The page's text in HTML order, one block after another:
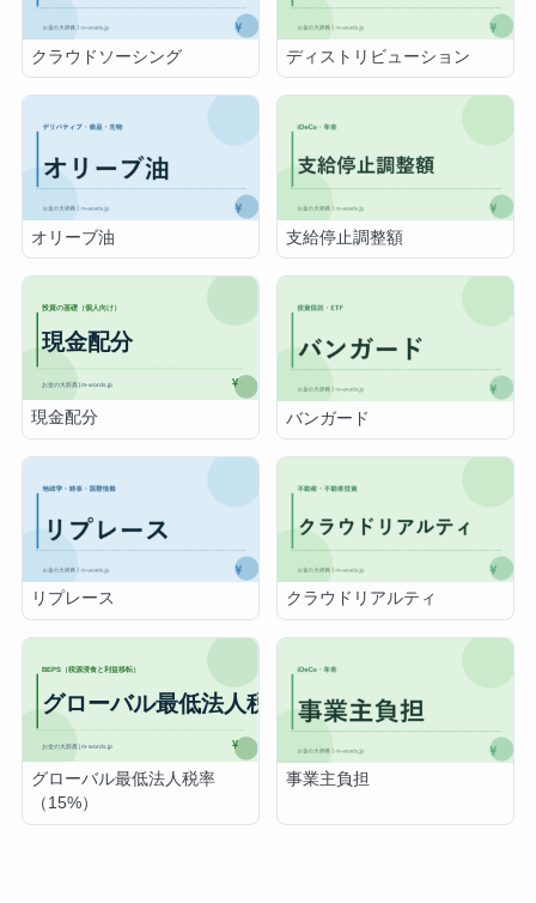
クラウドソーシング ディストリビューション
オリーブ油 支給停止調整額
現金配分 バンガード
リプレース クラウドリアルティ
グローバル最低法人税率
（15%）
事業主負担